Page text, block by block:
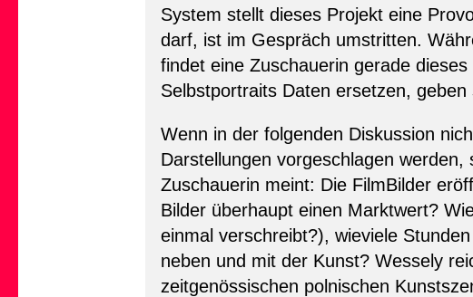
System stellt dieses Projekt eine
darf, ist im Gespräch umstritten.
findet eine Zuschauerin gerade
Selbstportraits Daten ersetzen,
Wenn in der folgenden Diskussion
Darstellungen vorgeschlagen
Zuschauerin meint: Die FilmBilder
Bilder überhaupt einen Marktwert?
einmal verschreibt?), wieviele
neben und mit der Kunst? Wessely
zeitgenössischen polnischen